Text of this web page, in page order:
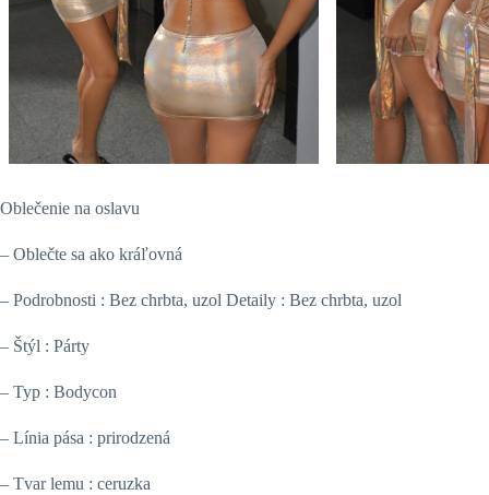
Oblečenie na oslavu
– Oblečte sa ako kráľovná
– Podrobnosti : Bez chrbta, uzol Detaily : Bez chrbta, uzol
– Štýl : Párty
– Typ : Bodycon
– Línia pása : prirodzená
– Tvar lemu : ceruzka